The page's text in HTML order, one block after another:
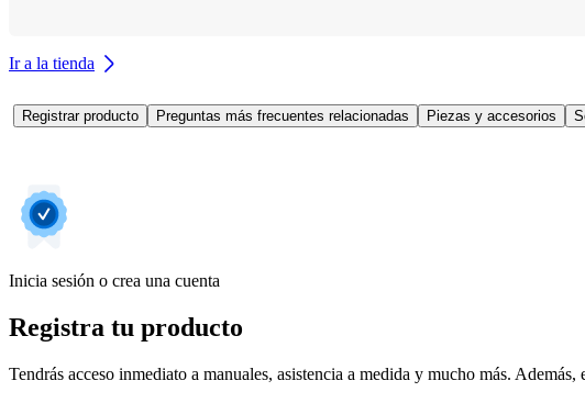
Ir a la tienda
Registrar producto Preguntas más frecuentes relacionadas Piezas y accesorios
Inicia sesión o crea una cuenta
Registra tu producto
Tendrás acceso inmediato a manuales, asistencia a medida y mucho más. Además,